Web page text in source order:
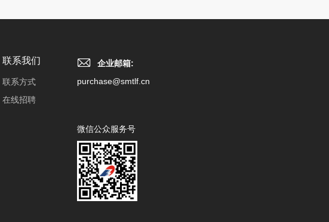
联系我们
联系方式
在线招聘
企业邮箱:
purchase@smtlf.cn
微信公众服务号